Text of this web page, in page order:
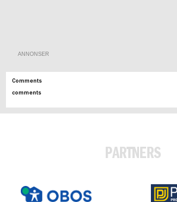
ANNONSER
Comments
comments
PARTNERS